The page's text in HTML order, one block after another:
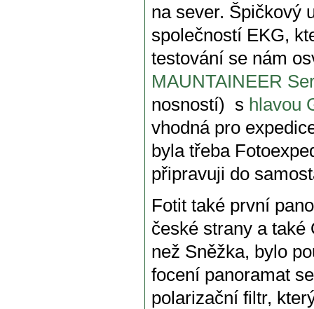
na sever. Špičkový
společností EKG,
testování se nám
MAUNTAINEER
nosností) s hlavou
vhodná pro
byla třeba
připravuji do
Fotit také první
české strany a také
než Sněžka, bylo
focení panoramat
polarizační filtr,